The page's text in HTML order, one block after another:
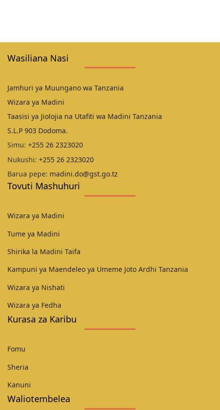
Wasiliana Nasi
Jamhuri ya Muungano wa Tanzania
Wizara ya Madini
Taasisi ya Jiolojia na Utafiti wa Madini Tanzania
S.L.P 903 Dodoma.
Simu: +255 26 2323020
Nukushi: +255 26 2323020
Barua pepe: madini.do@gst.go.tz
Tovuti Mashuhuri
Wizara ya Madini
Tume ya Madini
Shirika la Madini Taifa
Kampuni ya Maendeleo ya Umeme Joto Ardhi Tanzania
Wizara ya Nishati
Wizara ya Fedha
Kurasa za Karibu
Fomu
Sheria
Kanuni
Waliotembelea